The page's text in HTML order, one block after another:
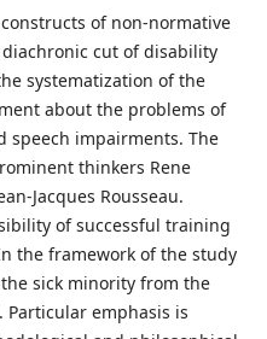
of non-normative
cut of disability
systematization of the
about the problems of
speech impairments. The
thinkers Rene
Jacques Rousseau.
of successful training
the framework of the study
sick minority from the
emphasis is